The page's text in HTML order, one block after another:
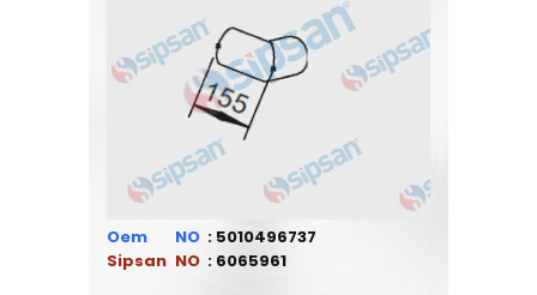
Oem
5010496737
Sipsan
6065961